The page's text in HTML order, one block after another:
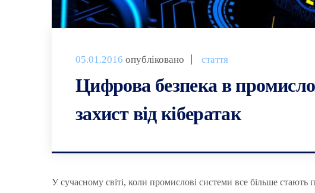
05.01.2016 опубліковано стаття
Цифрова безпека в
захист від кібератак
У сучасному світі, коли промислові системи все більше